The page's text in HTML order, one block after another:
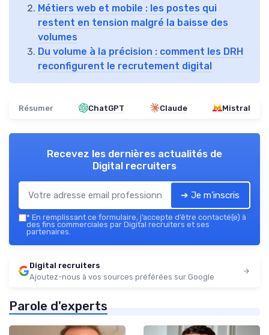
Métiers web et mobile : les postes qui
restent en tension malgré la baisse des
volumes
Du volume à la précision : comment les DRH
reconfigurent le recrutement digital
Résumer ChatGPT Claude Mistral
Recevez les dernières actualités de
Digital recruiters
➔ Je m'inscris
* En remplissant ce formulaire, j’accepte d’être contacté(e) à
des fins commerciales par Digital recruiters et ses
partenaires.
Digital recruiters
Ajoutez-nous à vos sources préférées sur Google
Parole d'experts